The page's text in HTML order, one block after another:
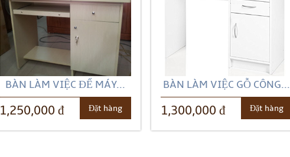
BÀN LÀM VIỆC ĐỂ MÁY...
1,250,000 đ Đặt hàng
BÀN LÀM VIỆC GỖ CÔNG...
1,300,000 đ Đặt hàng